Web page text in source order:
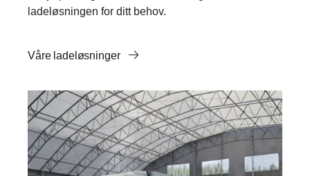
ladeløsningen for ditt behov.
Våre ladeløsninger